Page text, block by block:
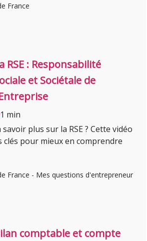
France
RSE : Responsabilité
et Sociétale de
1 min
plus sur la RSE ? Cette vidéo
clés pour mieux en comprendre
France - Mes questions d'entrepreneur
comptable et compte